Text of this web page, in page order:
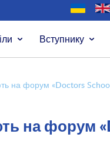
Вступнику
на форум «Doctors
на форум